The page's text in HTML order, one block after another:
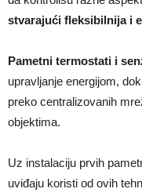
stvarajući fleksibilnija i
Pametni termostati i
upravljanje energijom,
preko centralizovanih
objektima.
Uz instalaciju prvih
uviđaju koristi od ovih